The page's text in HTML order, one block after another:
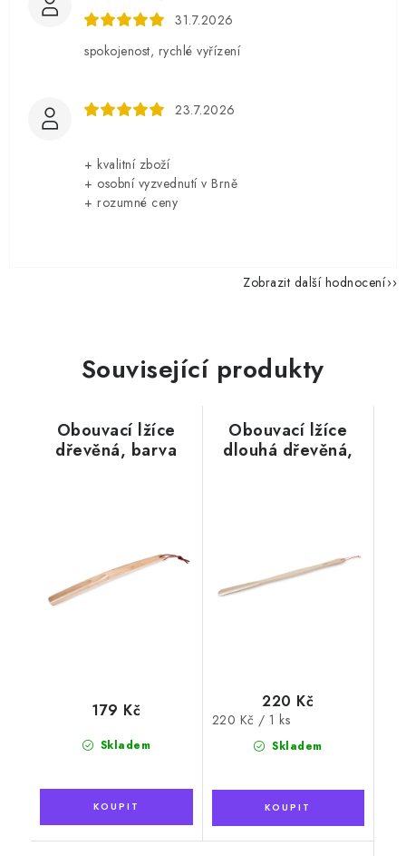
31.7.2026
spokojenost, rychlé vyřízení
23.7.2026
+ kvalitní zboží
+ osobní vyzvednutí v Brně
+ rozumné ceny
Zobrazit další hodnocení
Související produkty
Obouvací lžíce
dřevěná, barva
Skladem
179 Kč
Obouvací lžíce
dlouhá dřevěná,
Skladem
220 Kč
Měrná
220 Kč / 1 ks